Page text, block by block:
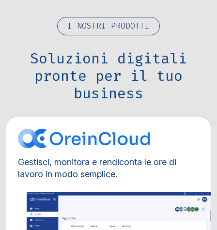
I NOSTRI PRODOTTI
Soluzioni digitali
pronte per il tuo
business
Gestisci, monitora e rendiconta le ore di
lavoro in modo semplice.